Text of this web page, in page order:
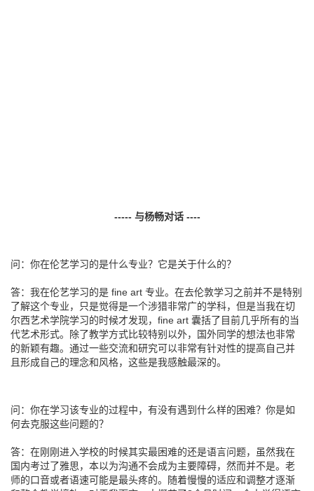
----- 与杨畅对话----
问：你在伦艺学习的是什么专业？它是关于什么的？
答：我在伦艺学习的是 fine art 专业。在去伦敦学习之前并不是特别
了解这个专业，只是觉得是一个涉猎非常广的学科，但是当我在切
尔西艺术学院学习的时候才发现，fine art 囊括了目前几乎所有的当
代艺术形式。除了教学方式比较特别以外，国外同学的想法也非常
的新颖有趣。通过一些交流和研究可以非常有针对性的提高自己并
且形成自己的理念和风格，这些是我感触最深的。
问：你在学习该专业的过程中，有没有遇到什么样的困难？你是如
何去克服这些问题的？
答：在刚刚进入学校的时候其实最困难的还是语言问题，虽然我在
国内考过了雅思，本以为沟通不会成为主要障碍，然而并不是。老
师的口音或者语速可能是最头疼的。随着慢慢的适应和调整才逐渐